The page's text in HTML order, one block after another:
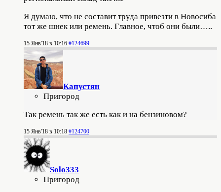
Я думаю, что не составит труда привезти в Новосиба
тот же шнек или ремень. Главное, чтоб они были…..
15 Янв'18 в 10:16 #124699
Капустян
Пригород
Так ремень так же есть как и на бензиновом?
15 Янв'18 в 10:18 #124700
Solo333
Пригород